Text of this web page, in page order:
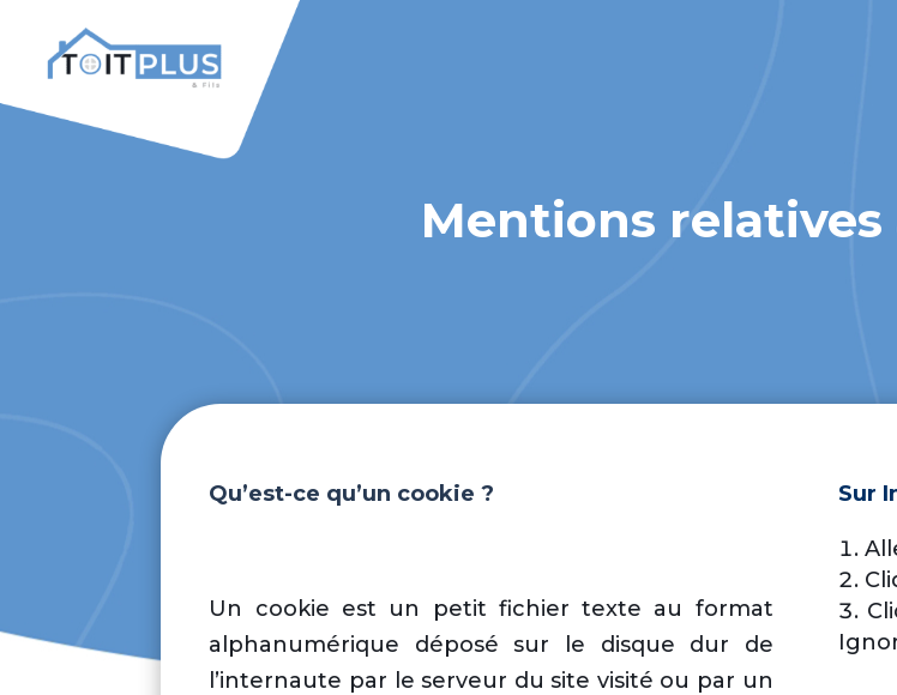
Mentions relatives
Qu’est-ce qu’un cookie ?
Un cookie est un petit fichier texte au format
alphanumérique déposé sur le disque dur de
l’internaute par le serveur du site visité ou par un
Sur